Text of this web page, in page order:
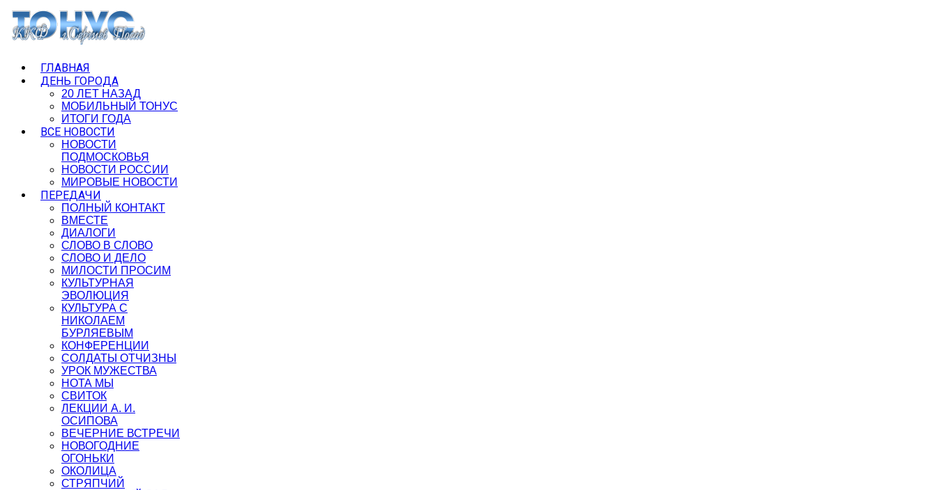
ГЛАВНАЯ
ДЕНЬ ГОРОДА
20 ЛЕТ НАЗАД
МОБИЛЬНЫЙ ТОНУС
ИТОГИ ГОДА
ВСЕ НОВОСТИ
НОВОСТИ
ПОДМОСКОВЬЯ
НОВОСТИ РОССИИ
МИРОВЫЕ НОВОСТИ
ПЕРЕДАЧИ
ПОЛНЫЙ КОНТАКТ
ВМЕСТЕ
ДИАЛОГИ
СЛОВО В СЛОВО
СЛОВО И ДЕЛО
МИЛОСТИ ПРОСИМ
КУЛЬТУРНАЯ
ЭВОЛЮЦИЯ
КУЛЬТУРА С
НИКОЛАЕМ
БУРЛЯЕВЫМ
КОНФЕРЕНЦИИ
СОЛДАТЫ ОТЧИЗНЫ
УРОК МУЖЕСТВА
НОТА МЫ
СВИТОК
ЛЕКЦИИ А. И.
ОСИПОВА
ВЕЧЕРНИЕ ВСТРЕЧИ
НОВОГОДНИЕ
ОГОНЬКИ
ОКОЛИЦА
СТРЯПЧИЙ